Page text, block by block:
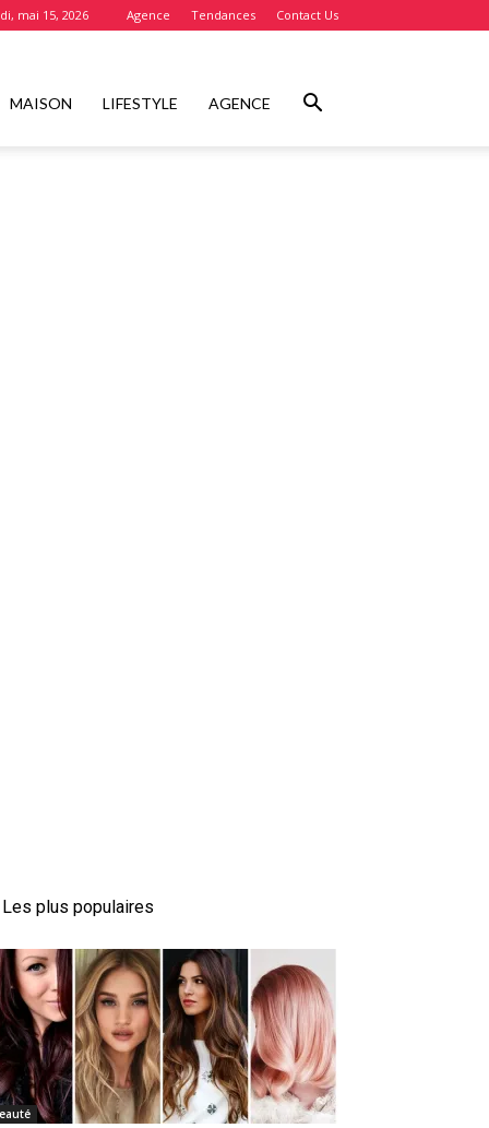
mai 15, 2026 Agence Tendances Contact Us
MAISON LIFESTYLE AGENCE
Les plus populaires